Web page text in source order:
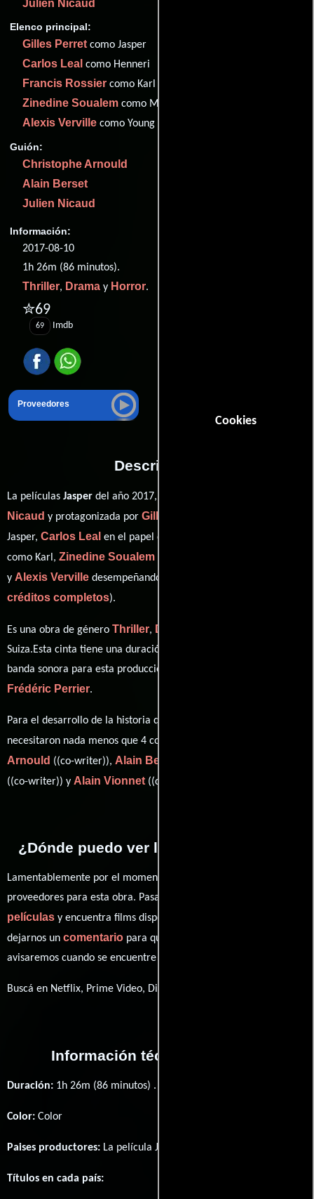
Cookies
Julien Nicaud
Elenco principal:
Gilles Perretcomo Jasper
Carlos Leal como Henneri
Francis Rossier como Karl
Zinedine Soualem como Mr. Yossivovich
Alexis Verville como Young Jasper
Guión:
Christophe Arnould
Alain Berset
Julien Nicaud
Información:
2017-08-10
1h 26m (86 minutos).
Thriller, Drama y Horror.
✮69
69 Imdb
Proveedores
Descripción
La películas Jasper del año 2017, está dirigida por
Nicaud y protagonizada por Gilles Perret
Jasper, Carlos Leal en el papel de Henneri,
como Karl, Zinedine Soualem
y Alexis Verville desempeñando el papel de Young Jasper (
créditos completos).
Es una obra de género Thriller, Drama
Suiza.Esta cinta tiene una duración de 1h 26m (86 minutos). La
banda sonora para esta producción ha sido compuesta por
Frédéric Perrier.
Para el desarrollo de la historia que cuenta esta obra, se
necesitaron nada menos que 4 colaboraciones.
Arnould ((co-writer)), Alain Berset
((co-writer)) y Alain Vionnet((co-writer)).
¿Dónde puedo ver la películas Jasper?
Lamentablemente por el momento no contamos con enlaces a
proveedores para esta obra. Pasa por nuestro catálogo de
películas y encuentra films disponibles. También puedes
dejarnos un comentario para que le demos prioridad y te
avisaremos cuando se encuentre disponible
Buscá en Netflix, Prime Video, Disney+
Información técnica y general
Duración: 1h 26m (86 minutos) .
Color: Color
Paises productores: La película Jasper fué producida en
Títulos en cada país: